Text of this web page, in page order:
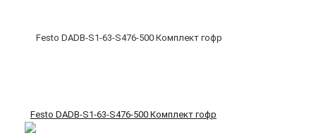
Festo DADB-S1-63-S476-500 Комплект гофр